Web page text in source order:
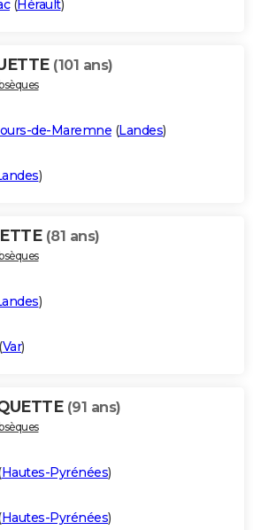
(Hérault)
(101 ans)
de-Maremne (Landes)
)
(81 ans)
)
(Var)
(91 ans)
Hautes-Pyrénées)
Hautes-Pyrénées)